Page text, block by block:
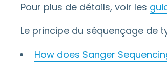
Pour plus de détails, voir les
Le principe du séquençage de
How does Sanger